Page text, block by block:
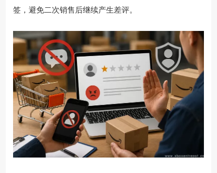
签，避免二次销售后继续产生差评。